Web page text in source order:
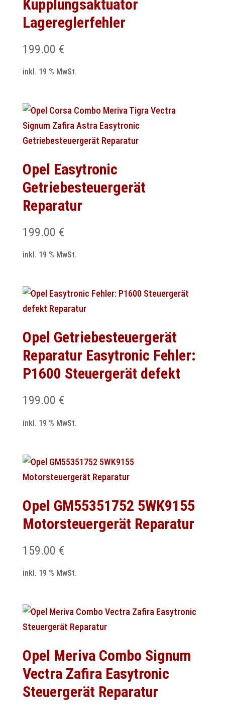
Kupplungsaktuator
Lagereglerfehler
199.00 €
inkl. 19 % MwSt.
Opel Easytronic
Getriebesteuergerät
Reparatur
199.00 €
inkl. 19 % MwSt.
Opel Getriebesteuergerät
Reparatur Easytronic Fehler:
P1600 Steuergerät defekt
199.00 €
inkl. 19 % MwSt.
Opel GM55351752 5WK9155
Motorsteuergerät Reparatur
159.00 €
inkl. 19 % MwSt.
Opel Meriva Combo Signum
Vectra Zafira Easytronic
Steuergerät Reparatur